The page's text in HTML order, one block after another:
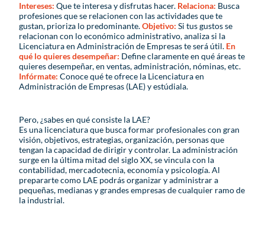
Intereses: Que te interesa y disfrutas hacer. Relaciona: Busca
profesiones que se relacionen con las actividades que te
gustan, prioriza lo predominante.Objetivo: Si tus gustos se
relacionan con lo económico administrativo, analiza si la
Licenciatura en Administración de Empresas te será útil. En
qué lo quieres desempeñar: Define claramente en qué áreas te
quieres desempeñar, en ventas, administración, nóminas, etc.
Infórmate: Conoce qué te ofrece la Licenciatura en
Administración de Empresas (LAE) y estúdiala.
Pero, ¿sabes en qué consiste la LAE?
Es una licenciatura que busca formar profesionales con gran
visión, objetivos, estrategias, organización, personas que
tengan la capacidad de dirigir y controlar. La administración
surge en la última mitad del siglo XX, se vincula con la
contabilidad, mercadotecnia, economía y psicología. Al
prepararte como LAE podrás organizar y administrar a
pequeñas, medianas y grandes empresas de cualquier ramo de
la industrial.